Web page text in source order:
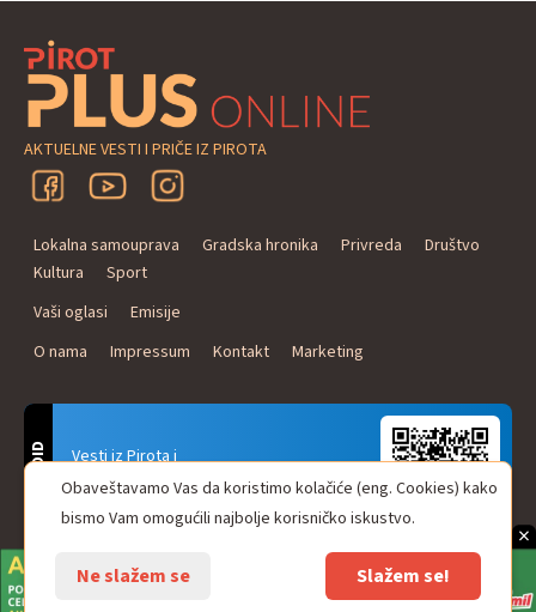
×
AKTUELNE VESTI I PRIČE IZ PIROTA
Lokalna samouprava Gradska hronika Privreda
Društvo
Kultura
Sport
Vaši oglasi
Emisije
O nama
Impressum Kontakt Marketing
Vesti iz Pirota i
Naxi Plus Radio
Uvek u Vašem džepu!
ANDROID
© Pirot plus online - internet portal. Sva prava zadržana.
Obaveštavamo Vas da koristimo kolačiće (eng. Cookies) kako
bismo Vam omogućili najbolje korisničko iskustvo.
Ne slažem se Slažem se!